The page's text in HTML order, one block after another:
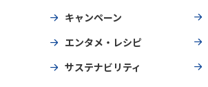
キャンペーン
エンタメ・レシピ
サステナビリティ